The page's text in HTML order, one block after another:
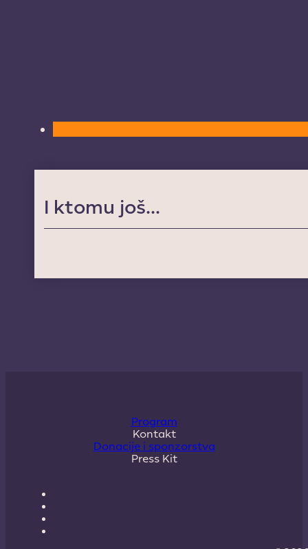
I ktomu još...
Program
Kontakt
Donacije i sponzorstva
Press Kit